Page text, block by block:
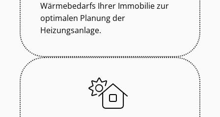
Wärmebedarfs Ihrer Immobilie zur
optimalen Planung der
Heizungsanlage.